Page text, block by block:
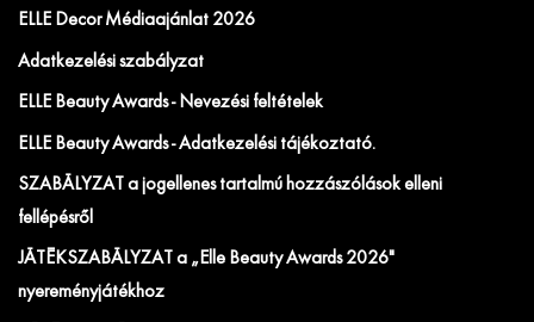
ELLE Decor Médiaajánlat 2026
Adatkezelési szabályzat
ELLE Beauty Awards - Nevezési feltételek
ELLE Beauty Awards - Adatkezelési tájékoztató.
SZABÁLYZAT a jogellenes tartalmú hozzászólások elleni
fellépésről
JÁTÉKSZABÁLYZAT a „Elle Beauty Awards 2026"
nyereményjátékhoz